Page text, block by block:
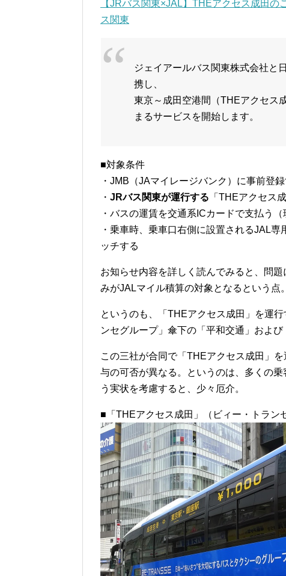
【JRバス関東×JAL】THEアクセス成田
ス関東
ジェイアールバス関東株式会社と
携し、
東京～成田空港間（THEアクセス
まるサービスを開始します。
■対象条件
・JMB（JAマイレージバンク）に事前登録
・ JRバス関東が運行する 「THEアクセス
・バスの運賃を交通系ICカードで支払う
・乗車時、乗車口右側に設置されるJAL
ッチする
お知らせ内容を詳しく読んでみると、問
みがJALマイル積算の対象となるという点。
というのも、「THEアクセス成田」を運
ンセグループ」傘下の「平和交通」および
この三社が合同で「THEアクセス成田」
与の可否が異なる。というのは、多くの
う実状を考慮すると、少々厄介。
■「THEアクセス成田」（ビィー・トラン